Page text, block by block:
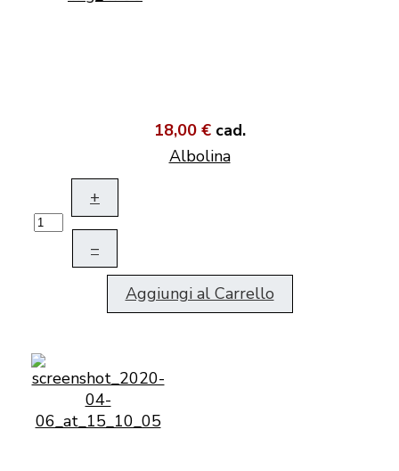
18,00 € cad.
Albolina
+
–
Aggiungi al Carrello